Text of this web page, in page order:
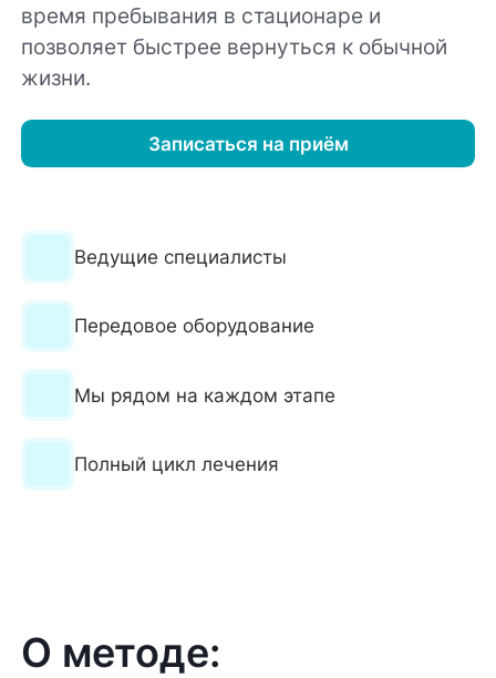
время пребывания в стационаре и
позволяет быстрее вернуться к обычной
жизни.
Записаться на приём
Ведущие специалисты
Передовое оборудование
Мы рядом на каждом этапе
Полный цикл лечения
О методе: